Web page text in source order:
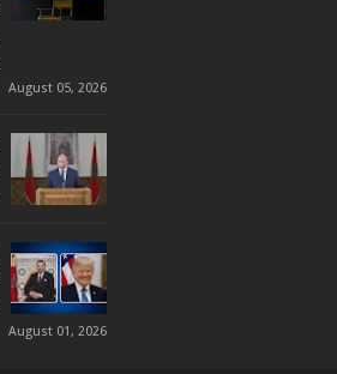
August 05, 2026
August 01, 2026